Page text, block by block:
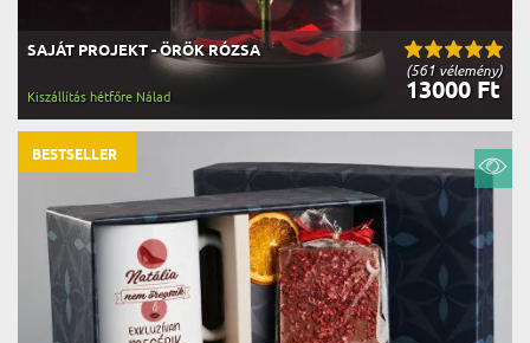
(561 vélemény)
SAJÁT PROJEKT - ÖRÖK RÓZSA
13000 Ft
Kiszállítás hétfőre Nálad
BESTSELLER